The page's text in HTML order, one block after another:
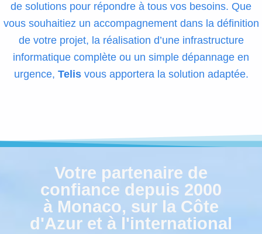
de solutions pour répondre à tous vos besoins. Que
vous souhaitiez un accompagnement dans la définition
de votre projet, la réalisation d’une infrastructure
informatique complète ou un simple dépannage en
urgence, Telisvous apportera la solution adaptée.
Votre partenaire de
confiance depuis 2000
à Monaco, sur la Côte
d'Azur et à l'international